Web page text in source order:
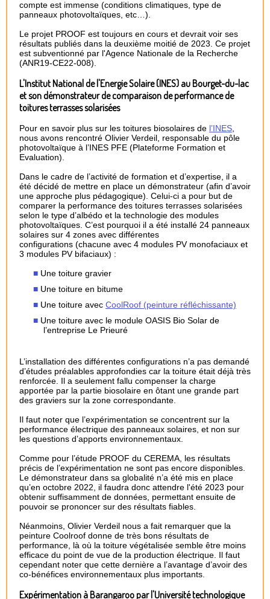
compte est immense (conditions climatiques, type de
panneaux photovoltaïques, etc…).
Le projet PROOF est toujours en cours et devrait voir ses
résultats publiés dans la deuxième moitié de 2023. Ce projet
est subventionné par l'Agence Nationale de la Recherche
(ANR19-CE22-008).
L'Institut National de l'Energie Solaire (INES) au Bourget-du-lac
et son démonstrateur de comparaison de performance de
toitures terrasses solarisées
Pour en savoir plus sur les toitures biosolaires de l’INES,
nous avons rencontré Olivier Verdeil, responsable du pôle
photovoltaïque à l’INES PFE (Plateforme Formation et
Evaluation).
Dans le cadre de l’activité de formation et d’expertise, il a
été décidé de mettre en place un démonstrateur (afin d’avoir
une approche plus pédagogique). Celui-ci a pour but de
comparer la performance des toitures terrasses solarisées
selon le type d’albédo et la technologie des modules
photovoltaïques. C’est pourquoi il a été installé 24 panneaux
solaires sur 4 zones avec différentes
configurations (chacune avec 4 modules PV monofaciaux et
3 modules PV bifaciaux) :
Une toiture gravier
Une toiture en bitume
Une toiture avec CoolRoof (peinture réfléchissante)
Une toiture avec le module OASIS Bio Solar de
l’entreprise Le Prieuré
L’installation des différentes configurations n’a pas demandé
d’études préalables approfondies car la toiture était déjà très
renforcée. Il a seulement fallu compenser la charge
apportée par la partie biosolaire en ôtant une grande part
des graviers sur la zone correspondante.
Il faut noter que l’expérimentation se concentrent sur la
performance électrique des panneaux solaires, et non sur
les questions d’apports environnementaux.
Comme pour l’étude PROOF du CEREMA, les résultats
précis de l’expérimentation ne sont pas encore disponibles.
Le démonstrateur dans sa globalité n’a été mis en place
qu’en octobre 2022, il faudra donc attendre l'été 2023 pour
obtenir suffisamment de données, permettant ensuite de
pouvoir se prononcer sur des résultats fiables.
Néanmoins, Olivier Verdeil nous a fait remarquer que la
peinture Coolroof donne de très bons résultats de
performance, là où la toiture végétalisée semble être moins
efficace du point de vue de la production électrique. Il faut
cependant noter que cette dernière a l’avantage d’avoir des
co-bénéfices environnementaux plus importants.
Expérimentation à Barangaroo par l'Université technologique